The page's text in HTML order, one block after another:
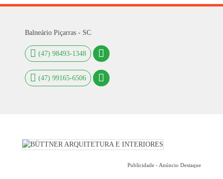
Balneário Piçarras - SC
(47) 98493-1348
(47) 99165-6506
Publicidade - Anúncio Destaque